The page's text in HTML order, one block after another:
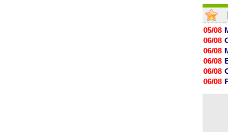
20h30
20h01
19h18
19h09
18h48
18h37
18h29
17h58
17h46
05/08
06/08
06/08
06/08
06/08
06/08